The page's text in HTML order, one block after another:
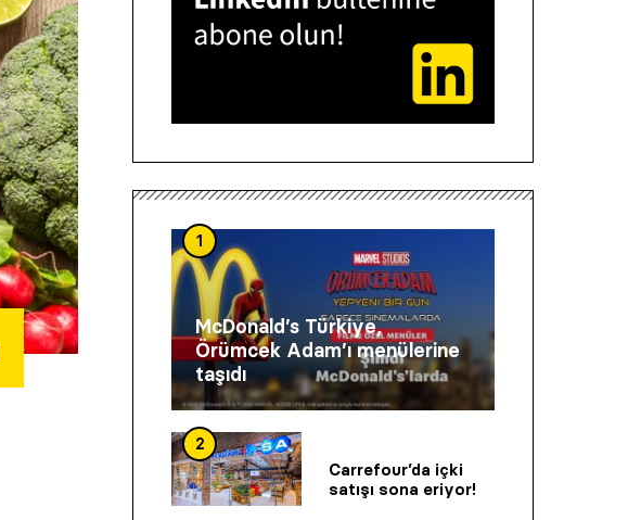
1
McDonald’s Türkiye,
Örümcek Adam’ı menülerine
taşıdı
2
Carrefour’da içki
satışı sona eriyor!